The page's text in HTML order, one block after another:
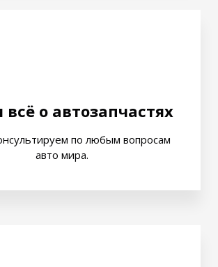
о автозапчастях
по любым вопросам
авто мира.